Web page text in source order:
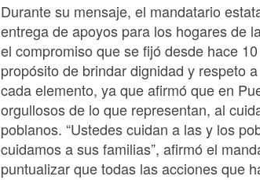
Durante su mensaje, el mandatario
entrega de apoyos para los hogares de
el compromiso que se fijó desde hace
propósito de brindar dignidad y respeto
cada elemento, ya que afirmó que en
orgullosos de lo que representan, al
poblanos. “Ustedes cuidan a las y los
cuidamos a sus familias”, afirmó el
puntualizar que todas las acciones que